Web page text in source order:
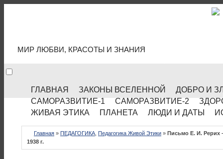
МИР ЛЮБВИ, КРАСОТЫ И ЗНАНИЯ
ГЛАВНАЯ ЗАКОНЫ ВСЕЛЕННОЙ
ДОБРО И
САМОРАЗВИТИЕ-1
САМОРАЗВИТИЕ-2
ЖИВАЯ ЭТИКА
ПЛАНЕТА ЛЮДИ И ДАТЫ
Главная » ПЕДАГОГИКА Педагогика Живой Этики » Письмо Е. И. Рерих
1938 г.